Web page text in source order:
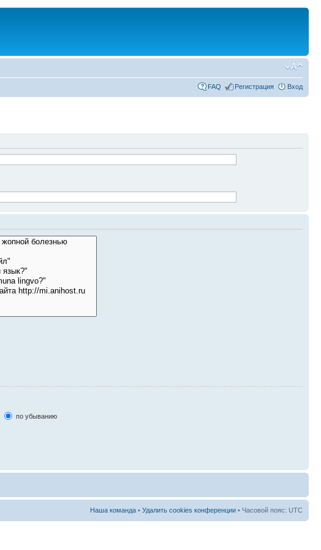
FAQ Регистрация Вход
по убыванию
Наша команда • Удалить cookies конференции • Часовой пояс: UTC